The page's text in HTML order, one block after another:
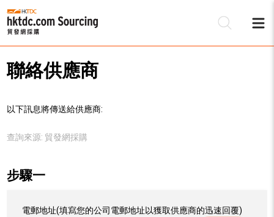
聯絡供應商
以下訊息將傳送給供應商:
查詢來源: 貿發網採購
步驟一
電郵地址(填寫您的公司電郵地址以獲取供應商的迅速回覆)